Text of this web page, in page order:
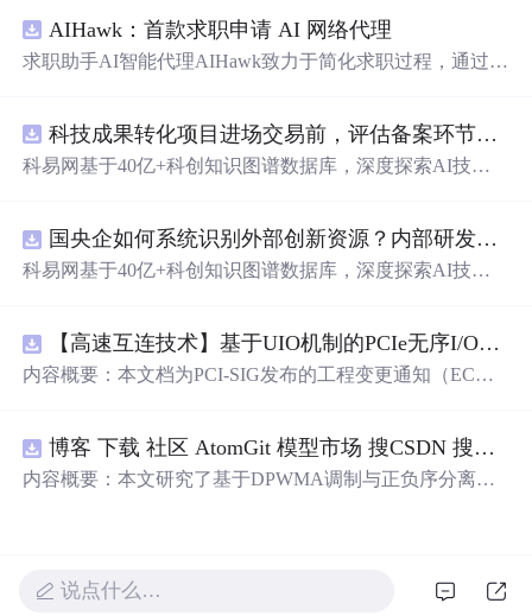
AIHawk：首款求职申请 AI 网络代理
求职助手AI智能代理AIHawk致力于简化求职过程，通过自
科技成果转化项目进场交易前，评估备案环节需要准备哪些材料？.docx
科易网基于40亿+科创知识图谱数据库，深度探索AI技术
新领域的AI+数智化解决方案，推动科技创新与产业创新
智能化发展。
国央企如何系统识别外部创新资源？内部研发体系完善，但对外部高校、中小科技企业技术能力缺乏动态认知。.docx
科易网基于40亿+科创知识图谱数据库，深度探索AI技术
新领域的AI+数智化解决方案，推动科技创新与产业创新
智能化发展。
【高速互连技术】基于UIO机制的PCIe无序I/O扩展：多路径架构下内存请求的高性能传输与排序控制方案设计
内容概要：本文档为PCI-SIG发布的工程变更通知（EC
规则对多路径拓扑和高性能IO系统的限制。UIO基于Flit模
式，定义了一套新的TLP（事务层包）类型和规则，允许
博客 下载 社区 AtomGit 模型市场 搜CSDN 搜索 AI 搜索 会员中心 创作中心 基于DPWMA调制与正负序分离的ANPC三电平并网逆变器前馈控制策略研究（Simulink仿真实现）
内容概要：本文研究了基于DPWMA调制与正负序分离的
PC）三电平逆变器拓扑，结合双极性倍频脉宽调制（DPW
MA）、正负序分离锁相技术和电网电压前馈控制，构建
说点什么…